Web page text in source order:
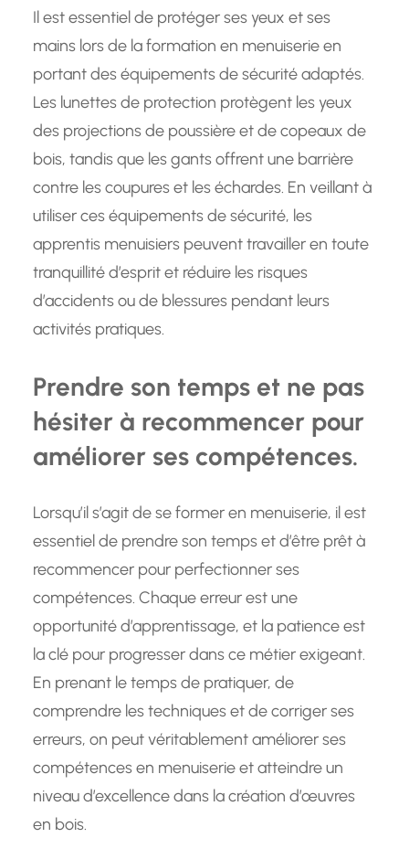
Il est essentiel de protéger ses yeux et ses
mains lors de la formation en menuiserie en
portant des équipements de sécurité adaptés.
Les lunettes de protection protègent les yeux
des projections de poussière et de copeaux de
bois, tandis que les gants offrent une barrière
contre les coupures et les échardes. En veillant à
utiliser ces équipements de sécurité, les
apprentis menuisiers peuvent travailler en toute
tranquillité d’esprit et réduire les risques
d’accidents ou de blessures pendant leurs
activités pratiques.
Prendre son temps et ne pas
hésiter à recommencer pour
améliorer ses compétences.
Lorsqu’il s’agit de se former en menuiserie, il est
essentiel de prendre son temps et d’être prêt à
recommencer pour perfectionner ses
compétences. Chaque erreur est une
opportunité d’apprentissage, et la patience est
la clé pour progresser dans ce métier exigeant.
En prenant le temps de pratiquer, de
comprendre les techniques et de corriger ses
erreurs, on peut véritablement améliorer ses
compétences en menuiserie et atteindre un
niveau d’excellence dans la création d’œuvres
en bois.